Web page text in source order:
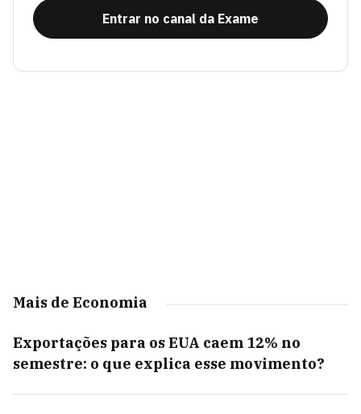
Entrar no canal da Exame
Mais de Economia
Exportações para os EUA caem 12% no
semestre: o que explica esse movimento?